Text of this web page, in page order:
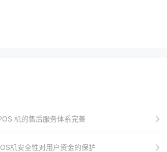
机的售后服务体系完善
机安全性对用户资金的保护